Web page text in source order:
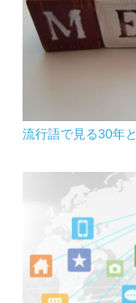
流行語で見る30年